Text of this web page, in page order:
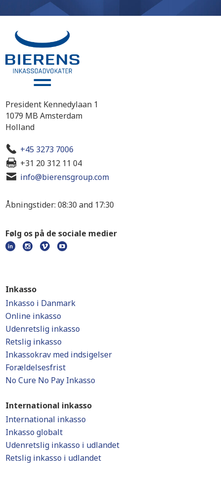
President Kennedylaan 1
1079 MB Amsterdam
Holland
+45 3273 7006
+31 20 312 11 04
info@bierensgroup.com
Åbningstider: 08:30 and 17:30
Følg os på de sociale medier
Inkasso
Inkasso i Danmark
Online inkasso
Udenretslig inkasso
Retslig inkasso
Inkassokrav med indsigelser
Forældelsesfrist
No Cure No Pay Inkasso
International inkasso
International inkasso
Inkasso globalt
Udenretslig inkasso i udlandet
Retslig inkasso i udlandet